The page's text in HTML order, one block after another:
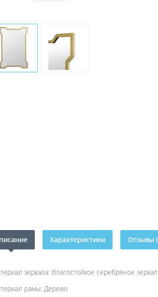
Характеристики Отзывы
зеркала: Влагостойкое серебряное
рамы: Дерево